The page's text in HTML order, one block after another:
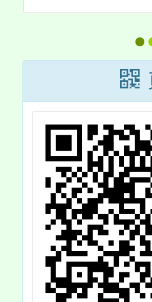
理親職教育
「青少年情
養怎麼做？
歡迎本校家
教職同仁參